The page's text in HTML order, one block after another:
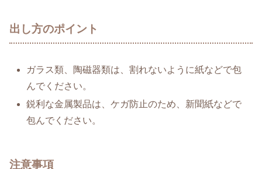
出し方のポイント
ガラス類、陶磁器類は、割れないように紙などで包
んでください。
鋭利な金属製品は、ケガ防止のため、新聞紙などで
包んでください。
注意事項